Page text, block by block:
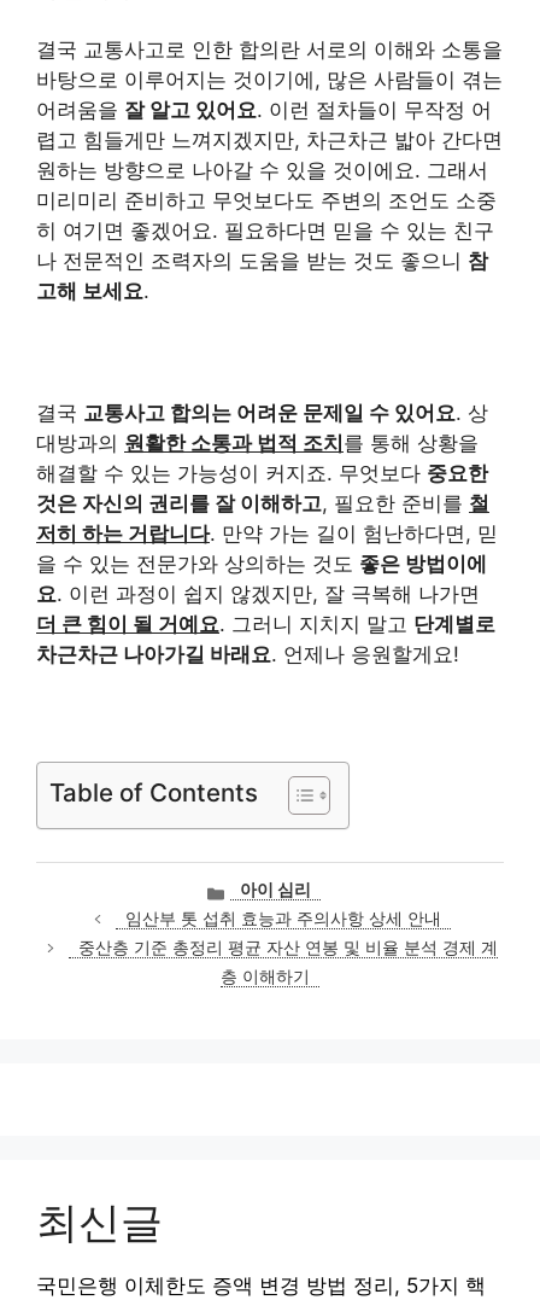
결국 교통사고로 인한 합의란 서로의 이해와 소통을
바탕으로 이루어지는 것이기에, 많은 사람들이 겪는
어려움을 잘 알고 있어요. 이런 절차들이 무작정 어
렵고 힘들게만 느껴지겠지만, 차근차근 밟아 간다면
원하는 방향으로 나아갈 수 있을 것이에요. 그래서
미리미리 준비하고 무엇보다도 주변의 조언도 소중
히 여기면 좋겠어요. 필요하다면 믿을 수 있는 친구
나 전문적인 조력자의 도움을 받는 것도 좋으니 참
고해 보세요.
결국 교통사고 합의는 어려운 문제일 수 있어요. 상
대방과의 원활한 소통과 법적 조치 를 통해 상황을
해결할 수 있는 가능성이 커지죠. 무엇보다 중요한
것은 자신의 권리를 잘 이해하고, 필요한 준비를 철
저히 하는 거랍니다. 만약 가는 길이 험난하다면, 믿
을 수 있는 전문가와 상의하는 것도 좋은 방법이에
요. 이런 과정이 쉽지 않겠지만, 잘 극복해 나가면
더 큰 힘이 될 거예요. 그러니 지치지 말고 단계별로
차근차근 나아가길 바래요. 언제나 응원할게요!
Table of Contents
카
테
고
리
아이 심리
임산부 톳 섭취 효능과 주의사항 상세 안내
중산층 기준 총정리 평균 자산 연봉 및 비율 분석 경제 계
층 이해하기
최신글
국민은행 이체한도 증액 변경 방법 정리, 5가지 핵